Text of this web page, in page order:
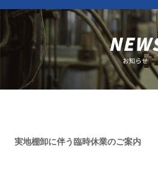
実地棚卸に伴う臨時休業のご案内